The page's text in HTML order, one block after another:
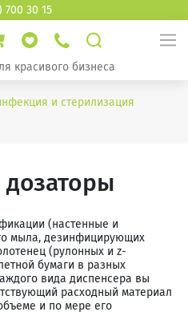
700 30 15
красивого бизнеса
и стерилизация
(настенные и
мыла, дезинфицирующих
(рулонных и z-
бумаги в разных
вида диспенсера вы
расходный материал
и по мере его